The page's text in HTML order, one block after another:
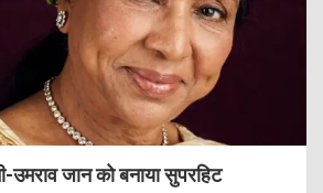
उमराव जान को बनाया सुपरहिट